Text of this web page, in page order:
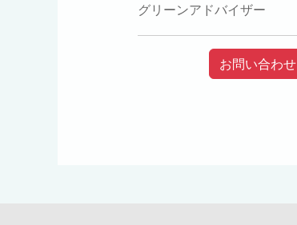
グリーンアドバイザー
お問い合わせ